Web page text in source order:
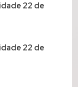
22 de
22 de